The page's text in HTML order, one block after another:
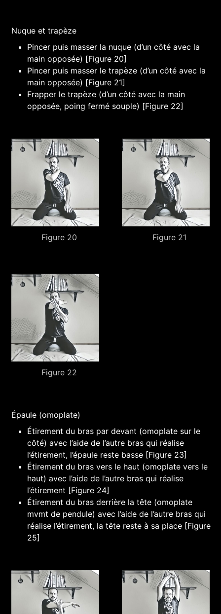
Nuque et trapèze
Pincer puis masser la nuque (d’un côté avec la
main opposée) [Figure 20]
Pincer puis masser le trapèze (d’un côté avec la
main opposée) [Figure 21]
Frapper le trapèze (d’un côté avec la main
opposée, poing fermé souple) [Figure 22]
Figure 20 Figure 21
Figure 22
Épaule (omoplate)
Étirement du bras par devant (omoplate sur le
côté) avec l’aide de l’autre bras qui réalise
l’étirement, l’épaule reste basse [Figure 23]
Étirement du bras vers le haut (omoplate vers le
haut) avec l’aide de l’autre bras qui réalise
l’étirement [Figure 24]
Étirement du bras derrière la tête (omoplate
mvmt de pendule) avec l’aide de l’autre bras qui
réalise l’étirement, la tête reste à sa place [Figure
25]